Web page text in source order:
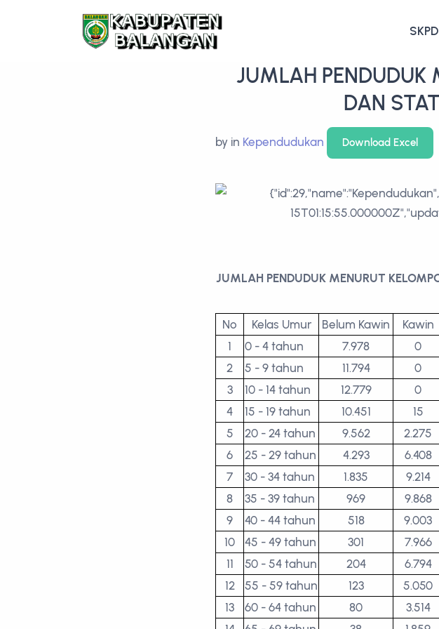
SKPD
JUMLAH PENDUDUK
DAN
by in Kependudukan Download Excel
JUMLAH PENDUDUK MENURUT
No Kelas Umur Belum Kawin Kawin
1
0 - 4 tahun 7.978 0
2
5 - 9 tahun 11.794 0
3
10 - 14 tahun 12.779 0
4
15 - 19 tahun 10.451 15
5
20 - 24 tahun 9.562 2.275
6
25 - 29 tahun 4.293 6.408
7
30 - 34 tahun 1.835 9.214
8
35 - 39 tahun 969 9.868
9
40 - 44 tahun 518 9.003
10
45 - 49 tahun 301 7.966
11
50 - 54 tahun 204 6.794
12
55 - 59 tahun 123 5.050
13
60 - 64 tahun 80 3.514